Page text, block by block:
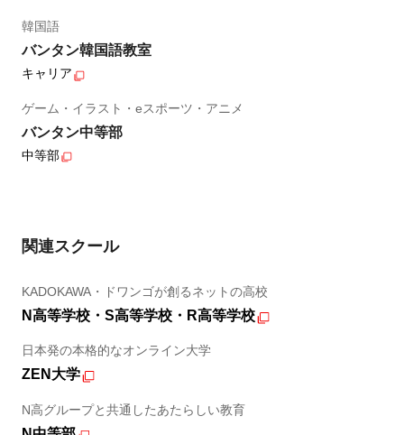
韓国語
バンタン韓国語教室
キャリア
ゲーム・イラスト・eスポーツ・アニメ
バンタン中等部
中等部
関連スクール
KADOKAWA・ドワンゴが創るネットの高校
N高等学校・S高等学校・R高等学校
日本発の本格的なオンライン大学
ZEN大学
N高グループと共通したあたらしい教育